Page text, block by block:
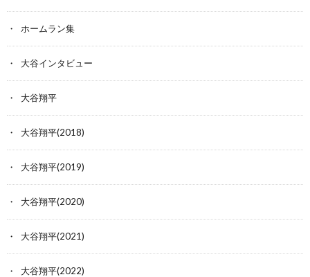
ホームラン集
大谷インタビュー
大谷翔平
大谷翔平(2018)
大谷翔平(2019)
大谷翔平(2020)
大谷翔平(2021)
大谷翔平(2022)